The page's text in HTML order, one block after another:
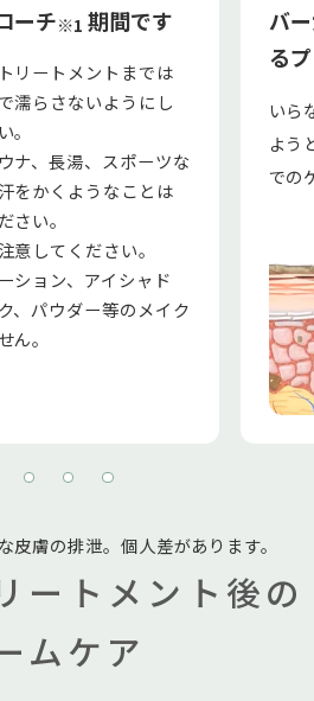
ーチ※1 期間です
リートメントまでは
濡らさないようにし
。
ナ、長湯、スポーツな
をかくようなことは
さい。
意してください。
ション、アイシャド
、パウダー等のメイク
ん。
バ
る
いら
よう
での
膚の排泄。個人差があります。
ートメント後の
ムケア